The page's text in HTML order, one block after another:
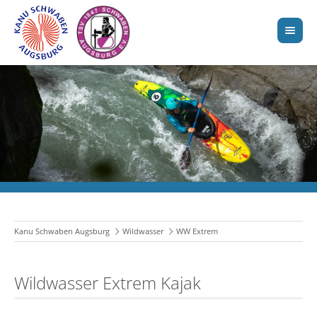
Kanu Schwaben Augsburg Wildwasser WW Extrem
Wildwasser Extrem Kajak